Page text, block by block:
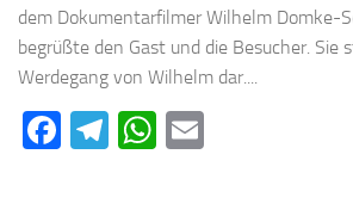
dem Dokumentarfilmer Wilhelm Domke-
begrüßte den Gast und die Besucher. Sie
Werdegang von Wilhelm dar....
Facebook
Telegram
WhatsApp